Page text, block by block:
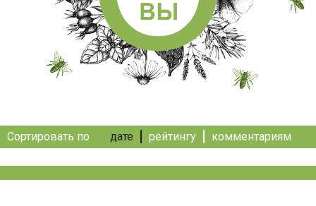
Сортировать по дате рейтингу комментариям